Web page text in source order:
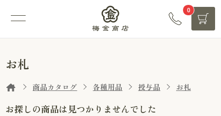
0
お札
商品カタログ 各種用品 授与品 お札
お探しの商品は見つかりませんでした